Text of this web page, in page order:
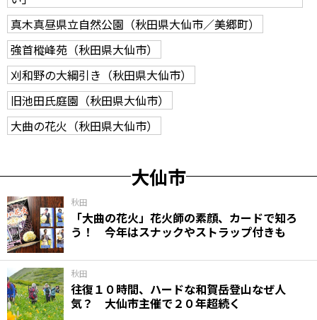
真木真昼県立自然公園（秋田県大仙市／美郷町）
強首樅峰苑（秋田県大仙市）
刈和野の大綱引き（秋田県大仙市）
旧池田氏庭園（秋田県大仙市）
大曲の花火（秋田県大仙市）
大仙市
秋田
「大曲の花火」花火師の素顔、カードで知ろ
う！ 今年はスナックやストラップ付きも
秋田
往復１０時間、ハードな和賀岳登山なぜ人
気？ 大仙市主催で２０年超続く